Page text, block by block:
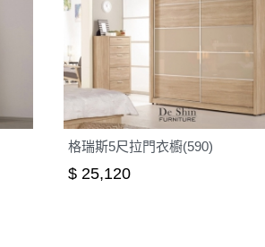
格瑞斯5尺拉門衣櫥(590)
$ 25,120